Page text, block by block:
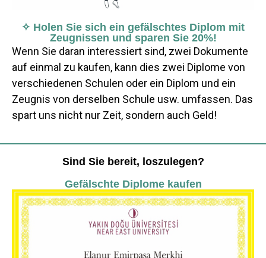
✧ Holen Sie sich ein gefälschtes Diplom mit
Zeugnissen und sparen Sie 20%!
Wenn Sie daran interessiert sind, zwei Dokumente
auf einmal zu kaufen, kann dies zwei Diplome von
verschiedenen Schulen oder ein Diplom und ein
Zeugnis von derselben Schule usw. umfassen. Das
spart uns nicht nur Zeit, sondern auch Geld!
Sind Sie bereit, loszulegen?
Gefälschte Diplome kaufen